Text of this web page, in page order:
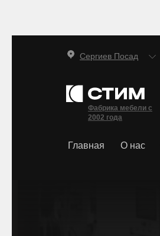
Фабрика мебели с
2002 года
Главная О нас
Сергиев Посад